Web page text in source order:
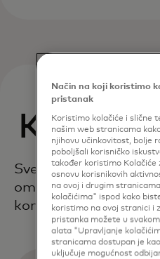
Kako
Sveobuhvatan, end-
omogućava istinsko
korisnike.
Način na koji koristimo
pristanak
Koristimo kolačiće i slične
našim web stranicama
njihovu učinkovitost, bolje
poboljšali korisničko
također koristimo Kolačiće
osnovu korisnikovih
na ovoj i drugim
kolačićima" ispod kako
koristimo na ovoj stranici i
pristanka možete u
alata "Upravljanje
stranicama dostupan je
uključuje mogućnost